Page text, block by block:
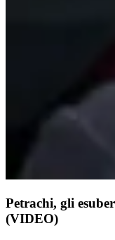
Petrachi, gli
(VIDEO)